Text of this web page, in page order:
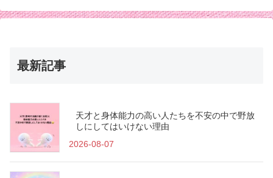
最新記事
天才と身体能力の高い人たちを不安の中で野放
しにしてはいけない理由
2026-08-07